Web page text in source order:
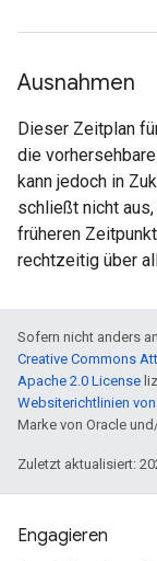
Ausnahmen
Dieser Zeitplan
die
kann jedoch in
schließt nicht
früheren
rechtzeitig über
Sofern nicht anders
Creative Commons
Apache 2.0 License
Websiterichtlinien
Marke von Oracle
Zuletzt aktualisiert:
Engagieren